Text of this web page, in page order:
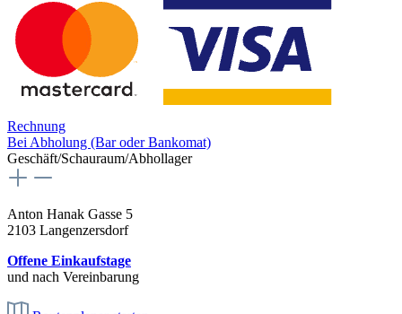
Rechnung
Bei Abholung (Bar oder Bankomat)
Geschäft/Schauraum/Abhollager
Anton Hanak Gasse 5
2103 Langenzersdorf
Offene Einkaufstage
und nach Vereinbarung